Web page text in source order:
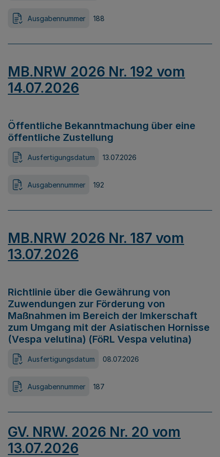
Ausgabennummer 188
MB.NRW 2026 Nr. 192 vom
14.07.2026
Öffentliche Bekanntmachung über eine
öffentliche Zustellung
Ausfertigungsdatum 13.07.2026
Ausgabennummer 192
MB.NRW 2026 Nr. 187 vom
13.07.2026
Richtlinie über die Gewährung von
Zuwendungen zur Förderung von
Maßnahmen im Bereich der Imkerschaft
zum Umgang mit der Asiatischen Hornisse
(Vespa velutina) (FöRL Vespa velutina)
Ausfertigungsdatum 08.07.2026
Ausgabennummer 187
GV. NRW. 2026 Nr. 20 vom
13.07.2026